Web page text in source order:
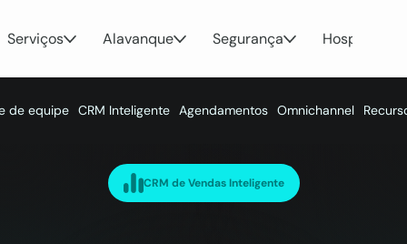
Serviços Alavanque Segurança
CRM de Vendas Inteligente
de equipe CRM Inteligente Agendamentos Omnichannel